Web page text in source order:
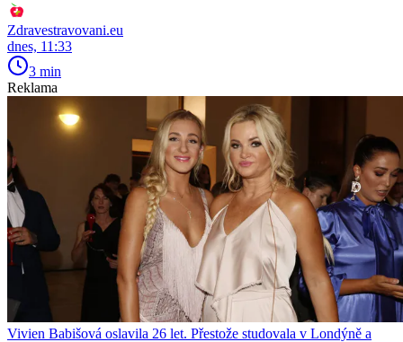
Zdravestravovani.eu
dnes, 11:33
3 min
Reklama
Vivien Babišová oslavila 26 let. Přestože studovala v Londýně a